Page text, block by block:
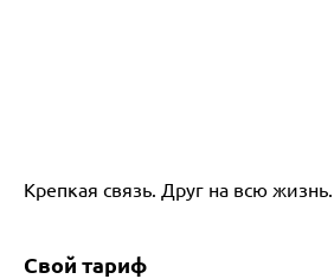
Крепкая связь. Друг на всю жизнь.
Свой тариф